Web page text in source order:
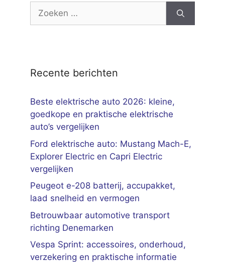
Zoek
Recente berichten
Beste elektrische auto 2026: kleine,
goedkope en praktische elektrische
auto’s vergelijken
Ford elektrische auto: Mustang Mach-E,
Explorer Electric en Capri Electric
vergelijken
Peugeot e-208 batterij, accupakket,
laad snelheid en vermogen
Betrouwbaar automotive transport
richting Denemarken
Vespa Sprint: accessoires, onderhoud,
verzekering en praktische informatie